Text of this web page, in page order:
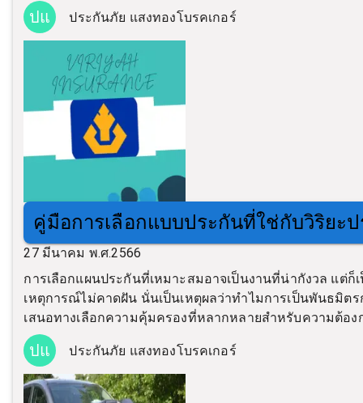
ปแ ประกันภัย แสงทองโบรคเกอร์
คู่มือการเลือกแบบประกันที่ใช่กับวิริยะ
27 มีนาคม พ.ศ.2566
การเลือกแผนประกันที่เหมาะสมอาจเป็นงานที่น่ากังวล แต่
เหตุการณ์ไม่คาดฝัน นั่นเป็นเหตุผลว่าทำไมการเป็นพันธมิต
เสนอทางเลือกความคุ้มครองที่หลากหลายสำหรับความต้อ
ปแ ประกันภัย แสงทองโบรคเกอร์